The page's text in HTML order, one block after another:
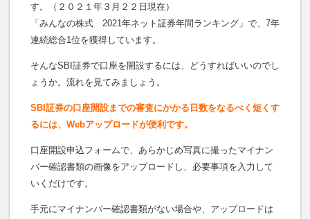
す。（２０２１年３月２２日現在）
「みんなの株式 2021年ネット証券年間ランキング」で、7年
連続総合1位を獲得しています。
そんなSBI証券で口座を開設するには、どうすればいいのでし
ょうか。流れを見てみましょう。
SBI証券の口座開設までの審査にかかる日数をなるべく短くす
るには、Webアップロードが便利です。
口座開設申込フォームで、あらかじめ写真に撮ったマイナン
バー確認書類の画像をアップロードし、必要事項を入力して
いくだけです。
手元にマイナンバー確認書類がない場合や、アップロードは